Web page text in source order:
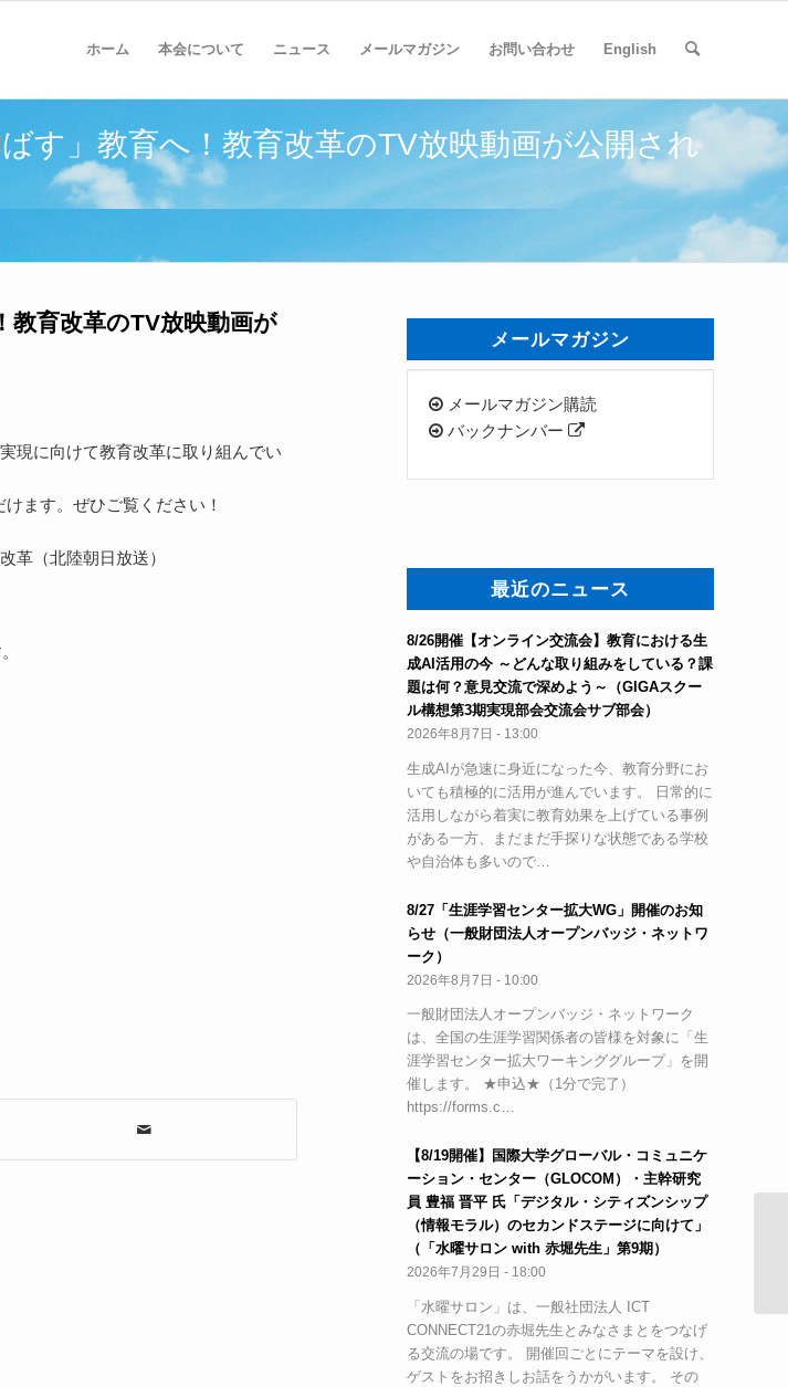
ホーム 本会について ニュース メールマガジン お問い合わせ English
す」教育へ！教育改革のTV放映動画が公開され
教育改革のTV放映動画が
現に向けて教育改革に取り組んでい
ます。ぜひご覧ください！
（北陸朝日放送）
メールマガジン
メールマガジン購読
バックナンバー
最近のニュース
8/26開催【オンライン交流会】教育における生
成AI活用の今 ～どんな取り組みをしている？課
題は何？意見交流で深めよう～（GIGAスクー
ル構想第3期実現部会交流会サブ部会）
2026年8月7日 - 13:00
生成AIが急速に身近になった今、教育分野にお
いても積極的に活用が進んでいます。 日常的に
活用しながら着実に教育効果を上げている事例
がある一方、まだまだ手探りな状態である学校
や自治体も多いので…
8/27「生涯学習センター拡大WG」開催のお知
らせ（一般財団法人オープンバッジ・ネットワ
ーク）
2026年8月7日 - 10:00
一般財団法人オープンバッジ・ネットワーク
は、全国の生涯学習関係者の皆様を対象に「生
涯学習センター拡大ワーキンググループ」を開
催します。 ★申込★（1分で完了）
https://forms.c…
【8/19開催】国際大学グローバル・コミュニケ
ーション・センター（GLOCOM）・主幹研究
員 豊福 晋平 氏「デジタル・シティズンシップ
（情報モラル）のセカンドステージに向けて」
（「水曜サロン with 赤堀先生」第9期）
2026年7月29日 - 18:00
「水曜サロン」は、一般社団法人 ICT
CONNECT21の赤堀先生とみなさまとをつなげ
る交流の場です。 開催回ごとにテーマを設け、
ゲストをお招きしお話をうかがいます。 その